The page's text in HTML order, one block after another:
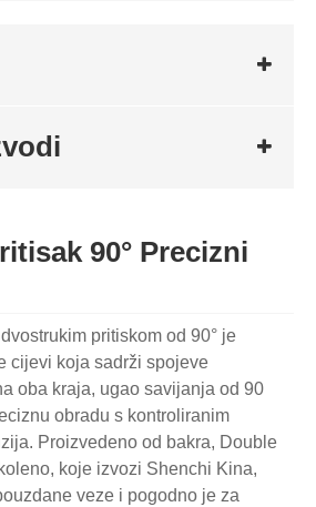
90° Precizni
pritiskom od 90° je
cijevi koja sadrži spojeve
oba kraja, ugao savijanja od 90
obradu s kontroliranim
Proizvedeno od bakra, Double
koje izvozi Shenchi Kina,
veze i pogodno je za